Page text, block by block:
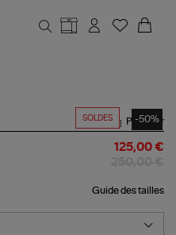
SOLDES -50%
Partager
125,00 €
Guide des tailles